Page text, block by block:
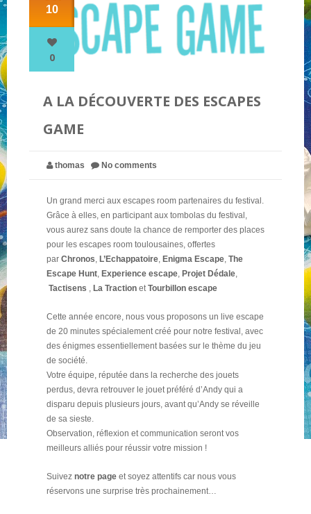
NOS PARTENAIRES
NOUS CONTACTER !
10
0
A LA DÉCOUVERTE DES ESCAPES
GAME
thomas No comments
Un grand merci aux escapes room partenaires du festival.
Grâce à elles, en participant aux tombolas du festival,
vous aurez sans doute la chance de remporter des places
pour les escapes room toulousaines, offertes
par Chronos, L’Echappatoire, Enigma Escape, The
Escape Hunt, Experience escape, Projet Dédale,
Tactisens , La Traction etTourbillon escape
Cette année encore, nous vous proposons un live escape
de 20 minutes spécialement créé pour notre festival, avec
des énigmes essentiellement basées sur le thème du jeu
de société.
Votre équipe, réputée dans la recherche des jouets
perdus, devra retrouver le jouet préféré d’Andy qui a
disparu depuis plusieurs jours, avant qu’Andy se réveille
de sa sieste.
Observation, réflexion et communication seront vos
meilleurs alliés pour réussir votre mission !
Suivez notre page et soyez attentifs car nous vous
réservons une surprise très prochainement…